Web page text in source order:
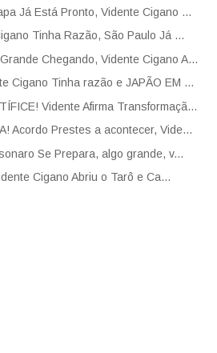
Já Está Pronto, Vidente Cigano ...
Tinha Razão, São Paulo Já ...
Chegando, Vidente Cigano A...
Cigano Tinha razão e JAPÃO EM ...
Vidente Afirma Transformaçã...
Acordo Prestes a acontecer, Vide...
Se Prepara, algo grande, v...
Cigano Abriu o Tarô e Ca...